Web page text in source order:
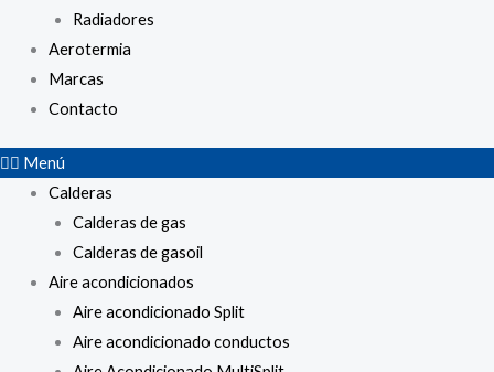
Radiadores
Aerotermia
Marcas
Contacto
Menú
Calderas
Calderas de gas
Calderas de gasoil
Aire acondicionados
Aire acondicionado Split
Aire acondicionado conductos